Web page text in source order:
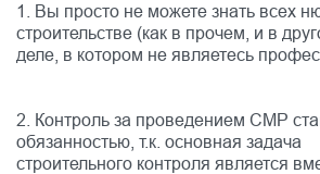
1. Вы просто не можете знать всех
строительстве (как в прочем, и в
деле, в котором не являетесь
2. Контроль за проведением СМР
обязанностью, т.к. основная задача
строительного контроля является